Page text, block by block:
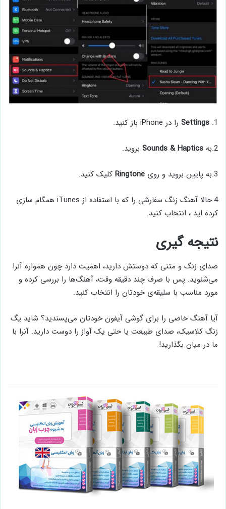
1.
Settings را در iPhone باز کنید.
2.به Sounds & Haptics بروید.
3.به پایین بروید و روی Ringtone کلیک کنید.
4.حالا آهنگ زنگ سفارشی را که با استفاده از iTunes همگام سازی
کرده اید ، انتخاب کنید.
نتیجه گیری
صدای زنگ و متنی که دوستش دارید، اهمیت دارد چون همواره آنرا
می‌شنوید. پس با صرف چند دقیقه وقت، آهنگ‌ها را بررسی کرده و
مورد مناسب با سلیقه‌ی خودتان را انتخاب کنید.
آیا آهنگ خاصی را برای گوشی آیفون خودتان می‌پسندید؟ شاید یگ
زنگ کلاسیک، صدای طبیعت یا حتی یک آواز را دوست دارید. آنرا با
ما در میان بگذارید!